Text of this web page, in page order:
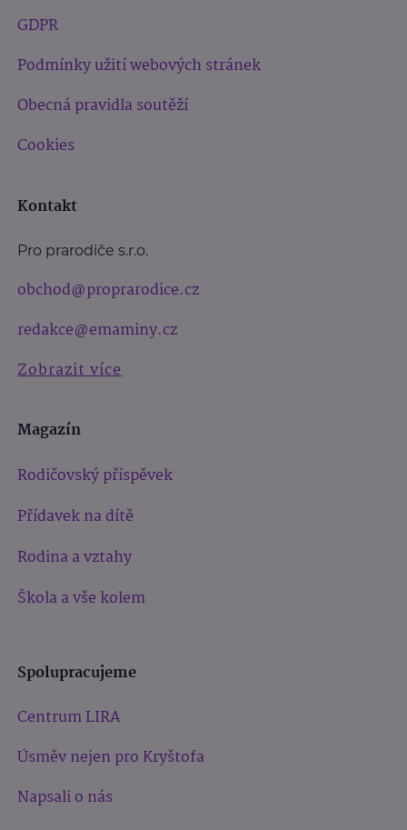
GDPR
Podmínky užití webových stránek
Obecná pravidla soutěží
Cookies
Kontakt
Pro prarodiče s.r.o.
obchod@proprarodice.cz
redakce@emaminy.cz
Zobrazit více
Magazín
Rodičovský příspěvek
Přídavek na dítě
Rodina a vztahy
Škola a vše kolem
Spolupracujeme
Centrum LIRA
Úsměv nejen pro Kryštofa
Napsali o nás